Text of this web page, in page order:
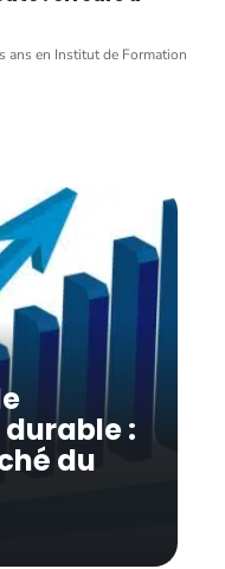
ans en Institut de Formation
:
du